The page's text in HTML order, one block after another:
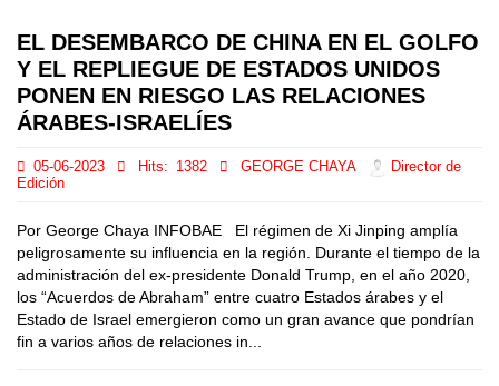
EL DESEMBARCO DE CHINA EN EL GOLFO
Y EL REPLIEGUE DE ESTADOS UNIDOS
PONEN EN RIESGO LAS RELACIONES
ÁRABES-ISRAELÍES
05-06-2023 Hits: 1382 GEORGE CHAYA
Director de
Edición
Por George Chaya INFOBAE El régimen de Xi Jinping amplía
peligrosamente su influencia en la región. Durante el tiempo de la
administración del ex-presidente Donald Trump, en el año 2020,
los “Acuerdos de Abraham” entre cuatro Estados árabes y el
Estado de Israel emergieron como un gran avance que pondrían
fin a varios años de relaciones in...